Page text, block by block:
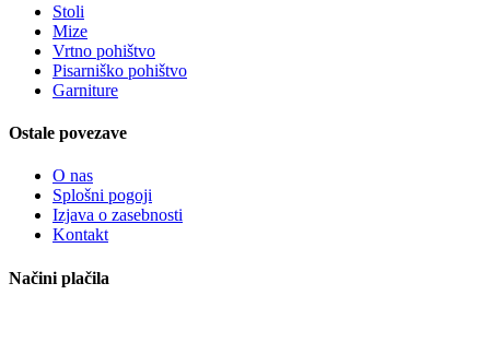
Stoli
Mize
Vrtno pohištvo
Pisarniško pohištvo
Garniture
Ostale povezave
O nas
Splošni pogoji
Izjava o zasebnosti
Kontakt
Načini plačila